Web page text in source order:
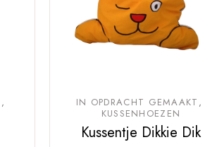
IN OPDRACHT GEMAAKT
KUSSENHOEZEN
Kussentje Dikkie Dik